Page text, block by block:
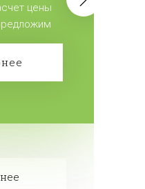
цены